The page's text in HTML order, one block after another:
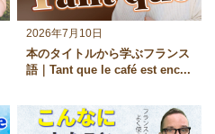
2026年7月10日
本のタイトルから学ぶフランス
語｜Tant que le café est enc...